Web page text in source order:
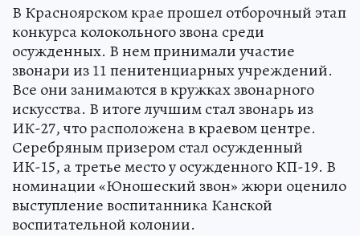
В Красноярском крае прошел отборочный этап
конкурса колокольного звона среди
осужденных. В нем принимали участие
звонари из 11 пенитенциарных учреждений.
Все они занимаются в кружках звонарного
искусства. В итоге лучшим стал звонарь из
ИК-27, что расположена в краевом центре.
Серебряным призером стал осужденный
ИК-15, а третье место у осужденного КП-19. В
номинации «Юношеский звон» жюри оценило
выступление воспитанника Канской
воспитательной колонии.